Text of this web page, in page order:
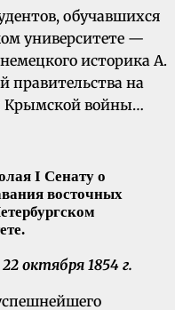
обу­чавшихся
университете —
историка А.
правительства на
Крымской войны…
I Сенату о
восточных
22 октября 1854 г.